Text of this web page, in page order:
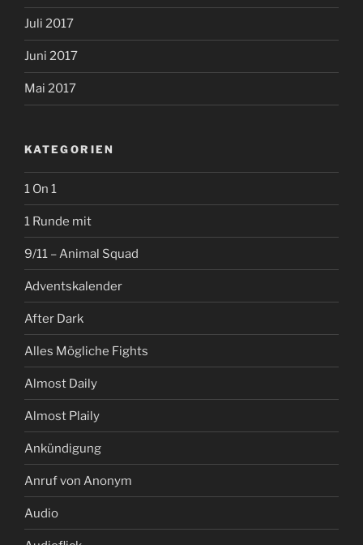
Juli 2017
Juni 2017
Mai 2017
KATEGORIEN
1 On 1
1 Runde mit
9/11 – Animal Squad
Adventskalender
After Dark
Alles Mögliche Fights
Almost Daily
Almost Plaily
Ankündigung
Anruf von Anonym
Audio